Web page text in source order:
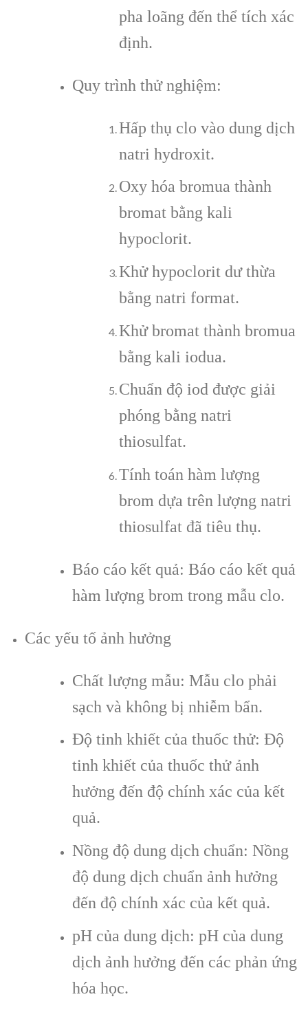
pha loãng đến thể tích xác
định.
Quy trình thử nghiệm:
Hấp thụ clo vào dung dịch
natri hydroxit.
Oxy hóa bromua thành
bromat bằng kali
hypoclorit.
Khử hypoclorit dư thừa
bằng natri format.
Khử bromat thành bromua
bằng kali iodua.
Chuẩn độ iod được giải
phóng bằng natri
thiosulfat.
Tính toán hàm lượng
brom dựa trên lượng natri
thiosulfat đã tiêu thụ.
Báo cáo kết quả: Báo cáo kết quả
hàm lượng brom trong mẫu clo.
Các yếu tố ảnh hưởng
Chất lượng mẫu: Mẫu clo phải
sạch và không bị nhiễm bẩn.
Độ tinh khiết của thuốc thử: Độ
tinh khiết của thuốc thử ảnh
hưởng đến độ chính xác của kết
quả.
Nồng độ dung dịch chuẩn: Nồng
độ dung dịch chuẩn ảnh hưởng
đến độ chính xác của kết quả.
pH của dung dịch: pH của dung
dịch ảnh hưởng đến các phản ứng
hóa học.